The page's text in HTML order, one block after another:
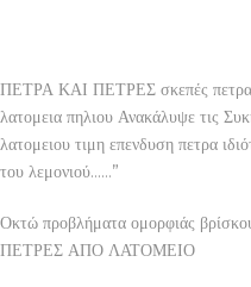
ΠΕΤΡΑ ΚΑΙ ΠΕΤΡΕΣ σκεπές
λατομεια πηλιου Ανακάλυψε τις
λατομειου τιμη επενδυση πετρα
του λεμονιού……”
Οκτώ προβλήματα ομορφιάς
ΠΕΤΡΕΣ ΑΠΟ ΛΑΤΟΜΕΙΟ